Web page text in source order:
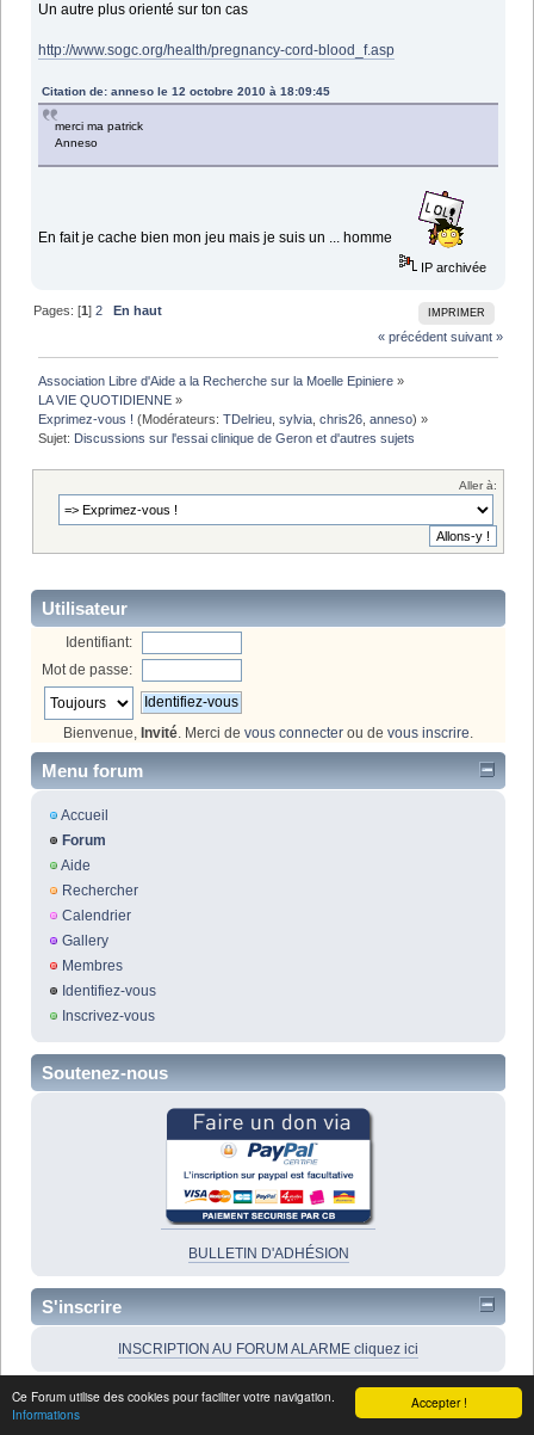
Accepter !
Ce Forum utilise des cookies pour faciliter votre navigation.
Informations
Un autre plus orienté sur ton cas
http://www.sogc.org/health/pregnancy-cord-blood_f.asp
Citation de: anneso le 12 octobre 2010 à 18:09:45
merci ma patrick
Anneso
En fait je cache bien mon jeu mais je suis un ... homme
IP archivée
IMPRIMER
Pages: [1]2
En haut
« précédent suivant »
Association Libre d'Aide a la Recherche sur la Moelle Epiniere »
LA VIE QUOTIDIENNE »
Exprimez-vous ! (Modérateurs:TDelrieu,sylvia,chris26,anneso) »
Sujet: Discussions sur l'essai clinique de Geron et d'autres sujets
Aller à:
Utilisateur
Identifiant:
Mot de passe:
Bienvenue, Invité . Merci de vous connecter ou de vous inscrire
Menu forum
Accueil
Forum
Aide
Rechercher
Calendrier
Gallery
Membres
Identifiez-vous
Inscrivez-vous
Soutenez-nous
BULLETIN D'ADHÉSION
S'inscrire
INSCRIPTION AU FORUM ALARME cliquez ici
Recherche rapide